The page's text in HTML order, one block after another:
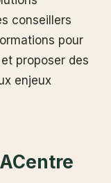
conseillers
pour
proposer des
enjeux